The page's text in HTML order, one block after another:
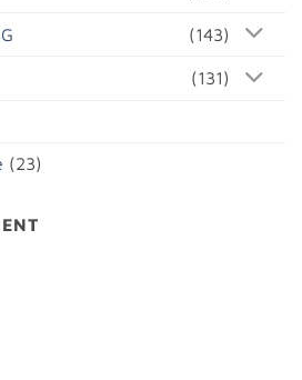
(143)
(131)
(23)